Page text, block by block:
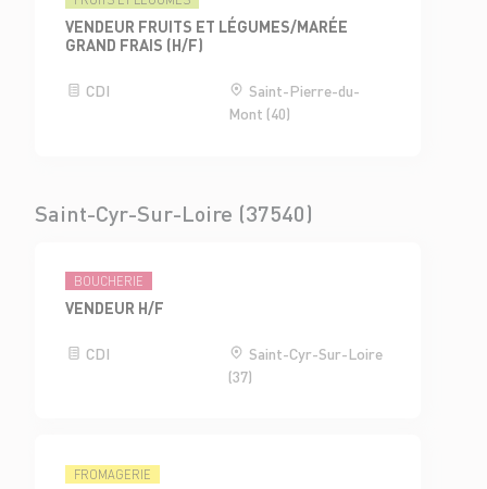
VENDEUR FRUITS ET LÉGUMES/MARÉE
GRAND FRAIS (H/F)
CDI
Saint-Pierre-du-
Mont (40)
Saint-Cyr-Sur-Loire (37540)
BOUCHERIE
VENDEUR H/F
CDI
Saint-Cyr-Sur-Loire
(37)
FROMAGERIE